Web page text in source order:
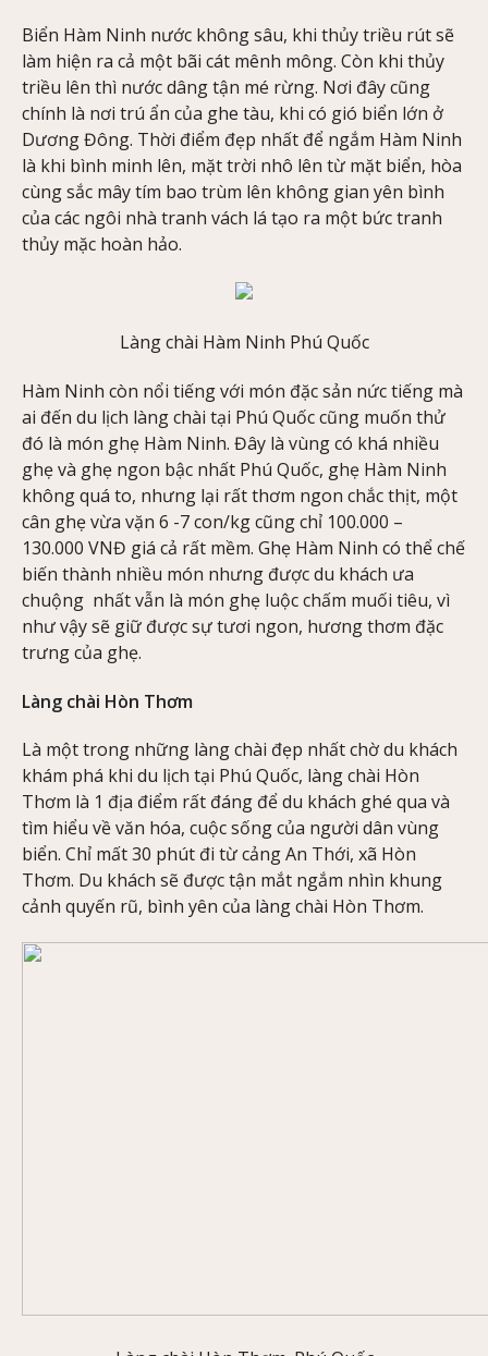
Biển Hàm Ninh nước không sâu, khi thủy triều rút sẽ
làm hiện ra cả một bãi cát mênh mông. Còn khi thủy
triều lên thì nước dâng tận mé rừng. Nơi đây cũng
chính là nơi trú ẩn của ghe tàu, khi có gió biển lớn ở
Dương Đông. Thời điểm đẹp nhất để ngắm Hàm Ninh
là khi bình minh lên, mặt trời nhô lên từ mặt biển, hòa
cùng sắc mây tím bao trùm lên không gian yên bình
của các ngôi nhà tranh vách lá tạo ra một bức tranh
thủy mặc hoàn hảo.
Làng chài Hàm Ninh Phú Quốc
Hàm Ninh còn nổi tiếng với món đặc sản nức tiếng mà
ai đến du lịch làng chài tại Phú Quốc cũng muốn thử
đó là món ghẹ Hàm Ninh. Đây là vùng có khá nhiều
ghẹ và ghẹ ngon bậc nhất Phú Quốc, ghẹ Hàm Ninh
không quá to, nhưng lại rất thơm ngon chắc thịt, một
cân ghẹ vừa vặn 6 -7 con/kg cũng chỉ 100.000 –
130.000 VNĐ giá cả rất mềm. Ghẹ Hàm Ninh có thể chế
biến thành nhiều món nhưng được du khách ưa
chuộng nhất vẫn là món ghẹ luộc chấm muối tiêu, vì
như vậy sẽ giữ được sự tươi ngon, hương thơm đặc
trưng của ghẹ.
Làng chài Hòn Thơm
Là một trong những làng chài đẹp nhất chờ du khách
khám phá khi du lịch tại Phú Quốc, làng chài Hòn
Thơm là 1 địa điểm rất đáng để du khách ghé qua và
tìm hiểu về văn hóa, cuộc sống của người dân vùng
biển. Chỉ mất 30 phút đi từ cảng An Thới, xã Hòn
Thơm. Du khách sẽ được tận mắt ngắm nhìn khung
cảnh quyến rũ, bình yên của làng chài Hòn Thơm.